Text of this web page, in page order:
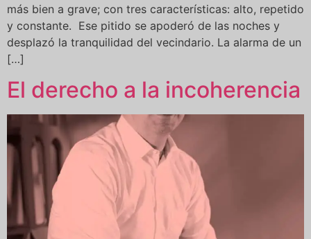
más bien a grave; con tres características: alto, repetido
y constante. Ese pitido se apoderó de las noches y
desplazó la tranquilidad del vecindario. La alarma de un
[…]
El derecho a la incoherencia